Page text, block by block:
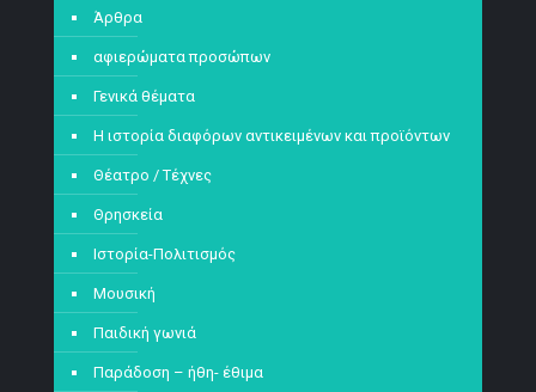
Άρθρα
αφιερώματα προσώπων
Γενικά θέματα
Η ιστορία διαφόρων αντικειμένων και προϊόντων
Θέατρο / Τέχνες
Θρησκεία
Ιστορία-Πολιτισμός
Μουσική
Παιδική γωνιά
Παράδοση – ήθη- έθιμα